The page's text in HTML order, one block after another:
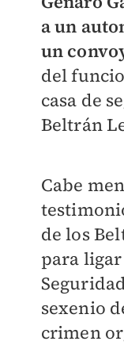
a un
un
del
casa de
Beltrán
Cabe
de los
para
sexenio
crimen